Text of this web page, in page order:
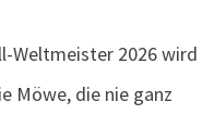
Weltmeister 2026 wird
Möwe, die nie ganz